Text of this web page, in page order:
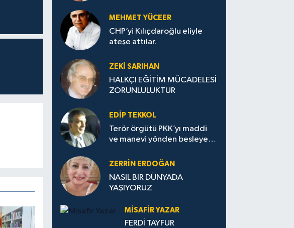
MEHMET YÜCEER
CHP’yi Kılıçdaroğlu eliyle
ateşe attılar.
ZEKI SARIHAN
HALKÇI EĞİTİM MÜCADELESİ
ZORUNLULUKTUR
EDIP TEKKOL
Terör örgütü PKK’yı maddi
ve manevi yönden besleyen
ZERRIN ERDOĞAN
NASIL BİR DÜNYADA
YAŞIYORUZ
MISAFIR YAZAR
FERDİ TAYFUR